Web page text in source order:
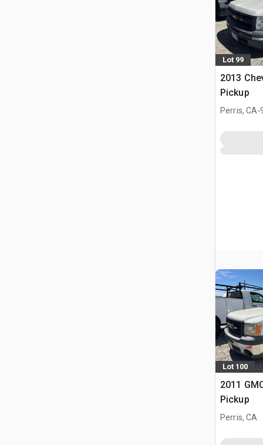
Lot 99
2013
Pickup
Perris, CA.
Lot 100
2011
Pickup
Perris, CA